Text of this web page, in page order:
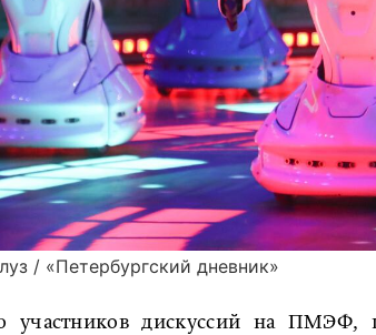
/ «Петербургский дневник»
дискуссий на ПМЭФ,